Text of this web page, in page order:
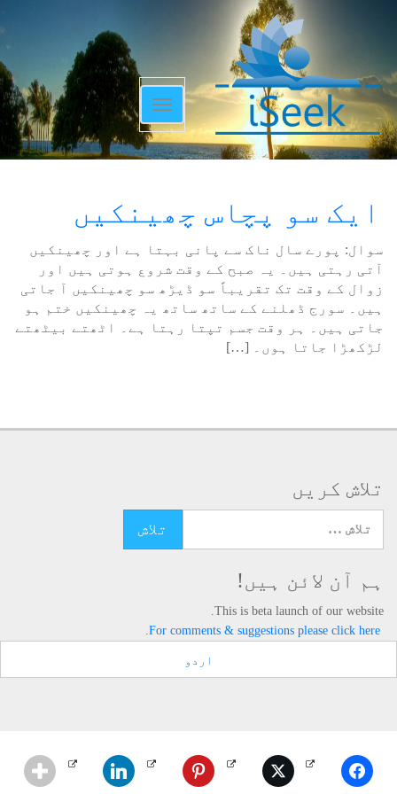
Toggle
navigation
ایک سو پچاس چھینکیں
سوال: پورے سال ناک سے پانی بہتا ہے اور چھینکیں
آتی رہتی ہیں۔ یہ صبح کے وقت شروع ہوتی ہیں اور
زوال کے وقت تک تقریباً سو ڈیڑھ سو چھینکیں آ جاتی
ہیں۔ سورج ڈھلنے کے ساتھ ساتھ یہ چھینکیں ختم ہو
جاتی ہیں۔ ہر وقت جسم تپتا رہتا ہے۔ اٹھتے بیٹھتے
لڑکھڑا جاتا ہوں۔ […]
تلاش کریں
ہم آن لائن ہیں!
This is beta launch of our website.
For comments & suggestions please click here.
اردو